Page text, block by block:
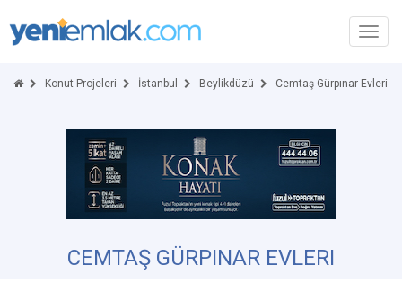
Konut Projeleri İstanbul Beylikdüzü Cemtaş Gürpınar Evleri
CEMTAŞ GÜRPINAR EVLERI